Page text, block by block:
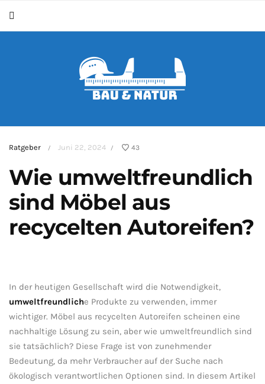
Ratgeber / Juni 22, 2024 / 43
Wie umweltfreundlich
sind Möbel aus
recycelten Autoreifen?
In der heutigen Gesellschaft⁢ wird ‍die ⁣Notwendigkeit,
umweltfreundliche Produkte ⁤zu verwenden,⁢ immer
wichtiger. Möbel aus recycelten Autoreifen scheinen eine
nachhaltige Lösung ⁢zu sein, aber wie‌ umweltfreundlich sind⁤
sie tatsächlich? Diese Frage ist ‍von zunehmender
Bedeutung, ‌da mehr Verbraucher auf ⁣der⁤ Suche nach
ökologisch verantwortlichen Optionen sind. In⁣ diesem Artikel